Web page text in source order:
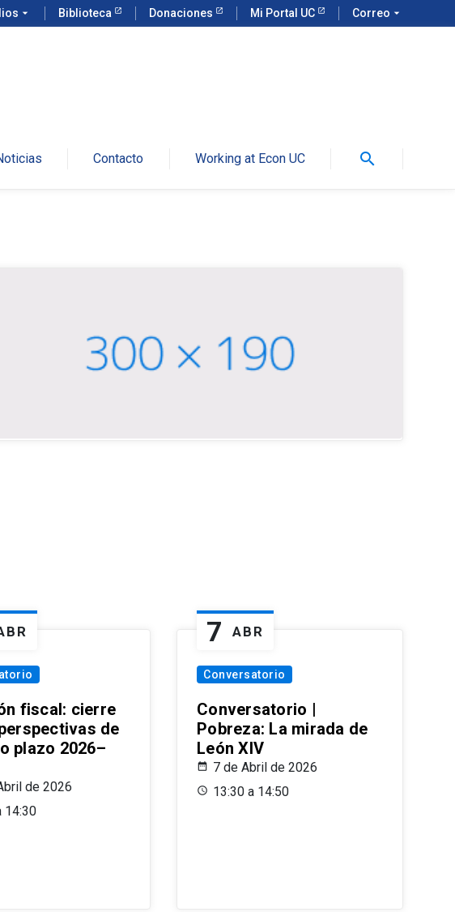
arrow_drop_down Biblioteca Donaciones Mi Portal UC Correo arrow_drop_down
Contacto Working at Econ UC search
fiscal: cierre
de
plazo 2026–
de 2026
14:30
7 ABR
Conversatorio
Conversatorio |
Pobreza: La mirada de
León XIV
7 de Abril de 2026
13:30 a 14:50